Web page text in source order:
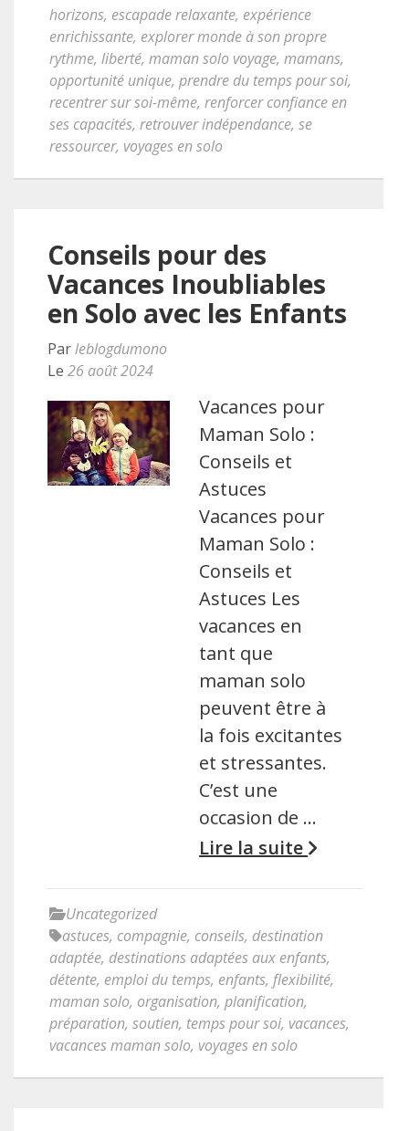
horizons, escapade relaxante, expérience
enrichissante, explorer monde à son propre
rythme, liberté, maman solo voyage, mamans,
opportunité unique, prendre du temps pour soi,
recentrer sur soi-même, renforcer confiance en
ses capacités, retrouver indépendance, se
ressourcer, voyages en solo
Conseils pour des
Vacances Inoubliables
en Solo avec les Enfants
Parleblogdumono
Le 26 août 2024
Vacances pour
Maman Solo :
Conseils et
Astuces
Vacances pour
Maman Solo :
Conseils et
Astuces Les
vacances en
tant que
maman solo
peuvent être à
la fois excitantes
et stressantes.
C’est une
occasion de …
Lire la suite
Uncategorized
astuces, compagnie, conseils, destination
adaptée, destinations adaptées aux enfants,
détente, emploi du temps, enfants, flexibilité,
maman solo, organisation, planification,
préparation, soutien, temps pour soi, vacances,
vacances maman solo, voyages en solo